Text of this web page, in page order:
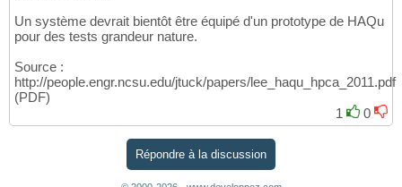
Un système devrait bientôt être équipé d'un prototype de HAQu
pour des tests grandeur nature.
Source :
http://people.engr.ncsu.edu/jtuck/papers/lee_haqu_hpca_2011.pdf
(PDF)
1
0
Répondre à la discussion